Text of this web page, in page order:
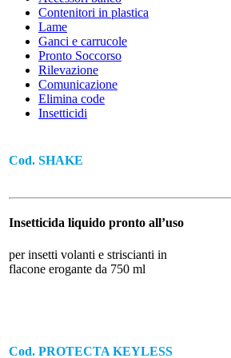
Contenitori in plastica
Lame
Ganci e carrucole
Pronto Soccorso
Rilevazione
Comunicazione
Elimina code
Insetticidi
Cod. SHAKE
Insetticida liquido pronto all’uso
per insetti volanti e striscianti in
flacone erogante da 750 ml
Cod. PROTECTA KEYLESS